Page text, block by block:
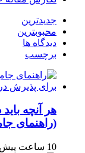
جدیدترین
محبوبترین
دیدگاه ها
برچسب
هر آنچه
(راهنمای
10 ساعت پیش